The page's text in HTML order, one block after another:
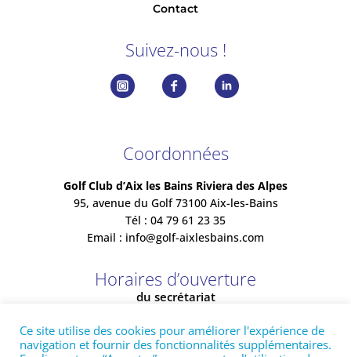
Contact
Suivez-nous !
Coordonnées
Golf Club d’Aix les Bains Riviera des Alpes
95, avenue du Golf 73100 Aix-les-Bains
Tél : 04 79 61 23 35
Email : info@golf-aixlesbains.com
Horaires d’ouverture
du secrétariat
Ce site utilise des cookies pour améliorer l'expérience de
navigation et fournir des fonctionnalités supplémentaires.